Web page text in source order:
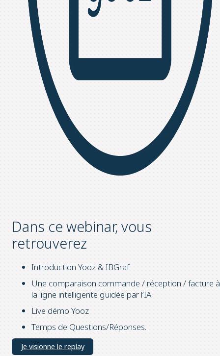
Dans ce webinar, vous
retrouverez
Introduction Yooz & IBGraf
Une comparaison commande / réception / facture à
la ligne intelligente guidée par l’IA
Live démo Yooz
Temps de Questions/Réponses.
Je visionne le replay